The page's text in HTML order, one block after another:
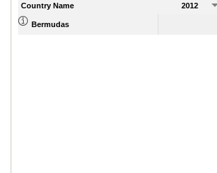
Country Name 2012
Bermudas